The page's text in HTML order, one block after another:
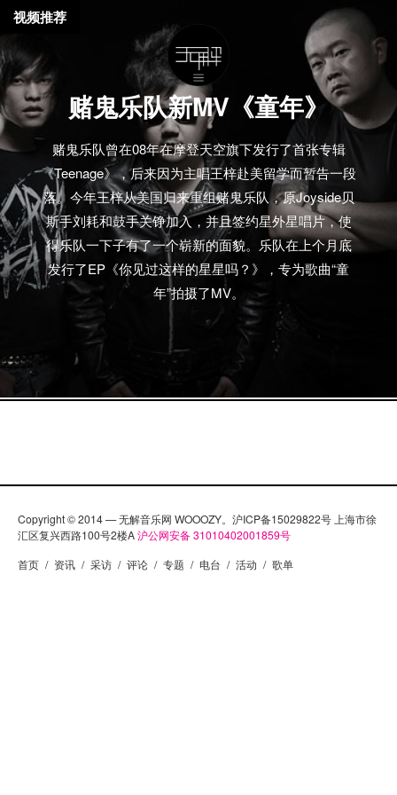
赌鬼乐队新MV《童年》
赌鬼乐队曾在08年在摩登天空旗下发行了首张专辑
《Teenage》，后来因为主唱王梓赴美留学而暂告一段
落。今年王梓从美国归来重组赌鬼乐队，原Joyside贝
斯手刘耗和鼓手关铮加入，并且签约星外星唱片，使
得乐队一下子有了一个崭新的面貌。乐队在上个月底
发行了EP《你见过这样的星星吗？》，专为歌曲“童
年”拍摄了MV。
视频推荐
Copyright © 2014 — 无解音乐网 WOOOZY。沪ICP备15029822号 上海市徐
汇区复兴西路100号2楼A沪公网安备 31010402001859号
首页 / 资讯 / 采访 / 评论 / 专题 / 电台 / 活动 / 歌单